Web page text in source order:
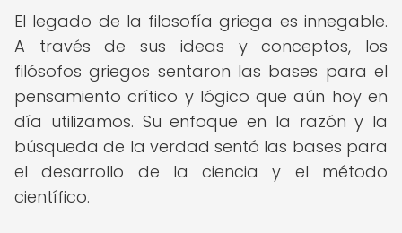
El legado de la filosofía griega es innegable.
A través de sus ideas y conceptos, los
filósofos griegos sentaron las bases para el
pensamiento crítico y lógico que aún hoy en
día utilizamos. Su enfoque en la razón y la
búsqueda de la verdad sentó las bases para
el desarrollo de la ciencia y el método
científico.